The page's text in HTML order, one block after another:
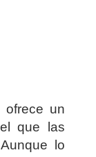
ofrece un
que las
lo